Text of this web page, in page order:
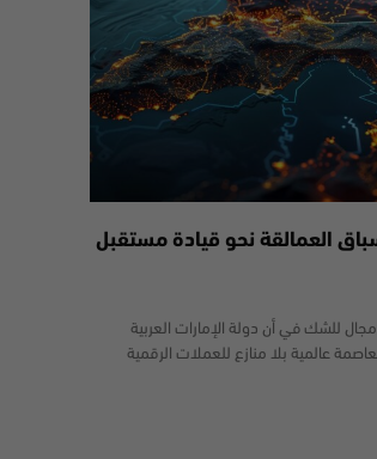
العمالقة نحو قيادة مستقبل
هناك مجال للشك في أن دولة الإمارات العربية
عالمية بلا منازع للعملات الرقمية